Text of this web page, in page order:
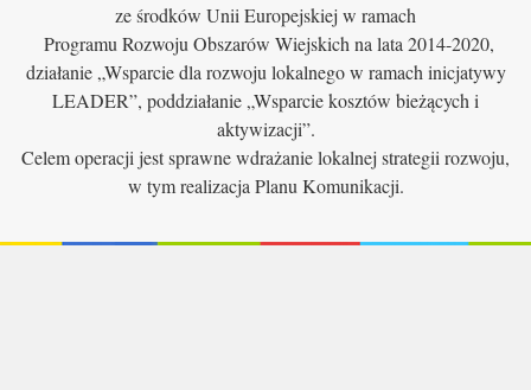
ze środków Unii Europejskiej w ramach
Programu Rozwoju Obszarów Wiejskich na lata 2014-2020,
działanie „Wsparcie dla rozwoju lokalnego w ramach inicjatywy
LEADER”, poddziałanie „Wsparcie kosztów bieżących i
aktywizacji”.
Celem operacji jest sprawne wdrażanie lokalnej strategii rozwoju,
w tym realizacja Planu Komunikacji.